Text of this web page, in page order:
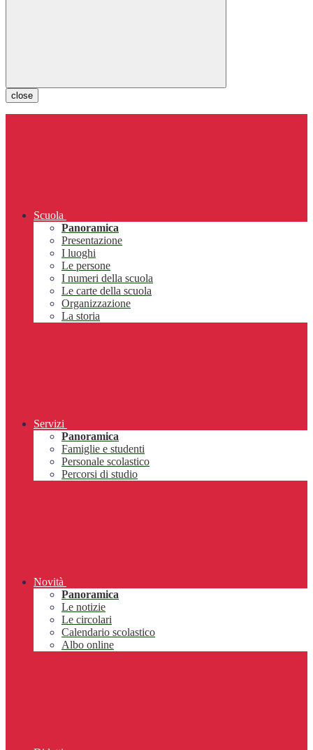
close
Scuola
Panoramica
Presentazione
I luoghi
Le persone
I numeri della scuola
Le carte della scuola
Organizzazione
La storia
Servizi
Panoramica
Famiglie e studenti
Personale scolastico
Percorsi di studio
Novità
Panoramica
Le notizie
Le circolari
Calendario scolastico
Albo online